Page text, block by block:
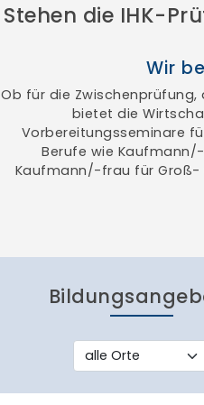
Stehen die IHK-
Wir
Ob für die
bietet die
Vorbereitungsseminare
Berufe wie
Kaufmann/-frau für Groß-